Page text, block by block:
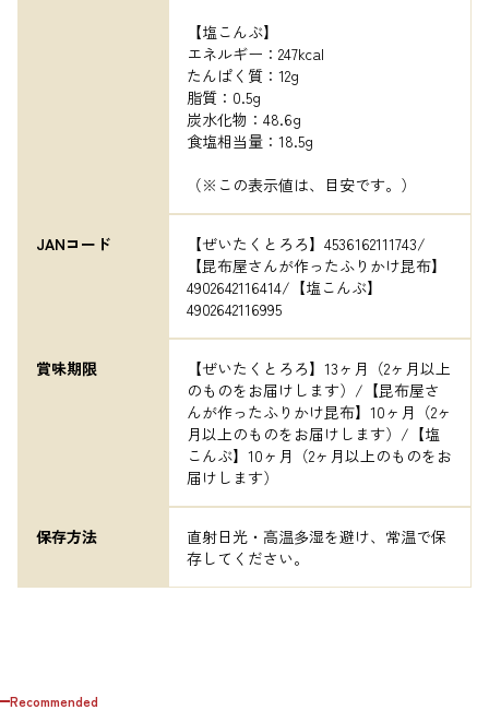
【塩こんぶ】
エネルギー：247kcal
たんぱく質：12g
脂質：0.5g
炭水化物：48.6g
食塩相当量：18.5g
（※この表示値は、目安です。）
JANコード
【ぜいたくとろろ】4536162111743/
【昆布屋さんが作ったふりかけ昆布】
4902642116414/【塩こんぶ】
4902642116995
賞味期限
【ぜいたくとろろ】13ヶ月（2ヶ月以上
のものをお届けします）/【昆布屋さ
んが作ったふりかけ昆布】10ヶ月（2ヶ
月以上のものをお届けします）/【塩
こんぶ】10ヶ月（2ヶ月以上のものをお
届けします）
保存方法
直射日光・高温多湿を避け、常温で保
存してください。
Recommended